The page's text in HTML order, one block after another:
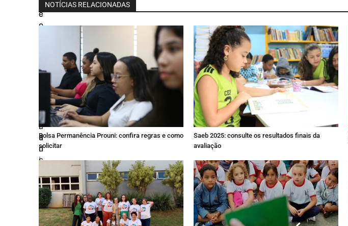
NOTÍCIAS RELACIONADAS
Bolsa Permanência Prouni: confira regras e como
solicitar
Saeb 2025: consulte os resultados finais da
avaliação